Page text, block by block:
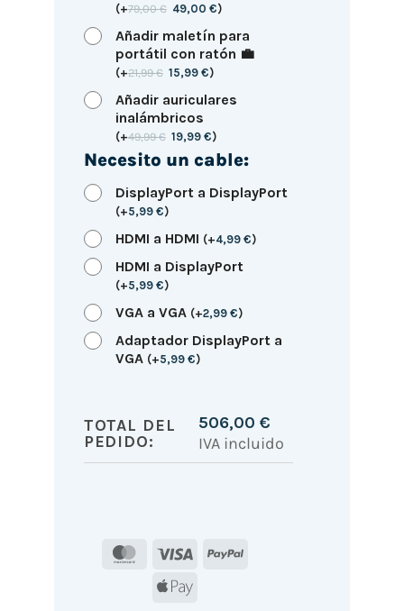
(+79,00€ 49,00€)
Añadir maletín para
portátil con ratón 💼
(+21,99€ 15,99€)
Añadir auriculares
inalámbricos
(+49,99€ 19,99€)
Necesito un cable:
DisplayPort a DisplayPort
(+5,99 €)
HDMI a HDMI (+4,99 €)
HDMI a DisplayPort
(+5,99 €)
VGA a VGA (+2,99 €)
Adaptador DisplayPort a
VGA (+5,99 €)
TOTAL DEL
PEDIDO:
506,00 €
IVA incluido
MasterCard
Visa
PayPal
Apple